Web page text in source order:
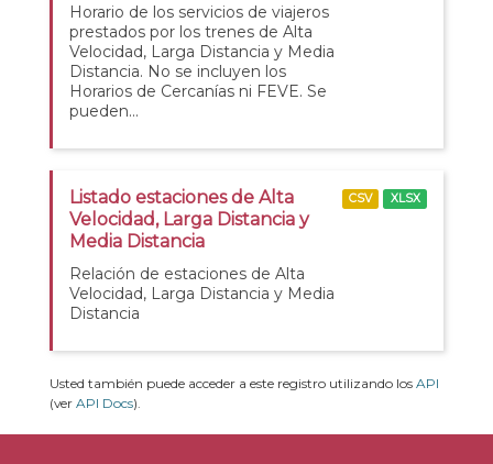
Horario de los servicios de viajeros
prestados por los trenes de Alta
Velocidad, Larga Distancia y Media
Distancia. No se incluyen los
Horarios de Cercanías ni FEVE. Se
pueden...
Listado estaciones de Alta
Velocidad, Larga Distancia y
Media Distancia
Relación de estaciones de Alta
Velocidad, Larga Distancia y Media
Distancia
CSV XLSX
Usted también puede acceder a este registro utilizando los API
(ver API Docs).